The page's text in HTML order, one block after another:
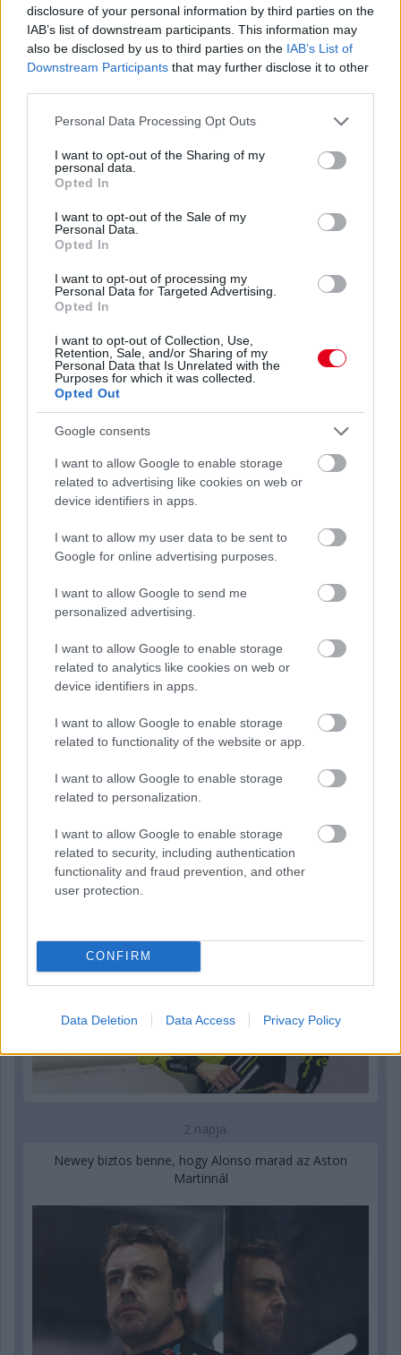
disclosure of your personal information by third parties on the
IAB’s list of downstream participants. This information may
also be disclosed by us to third parties on the IAB’s List of
Downstream Participants that may further disclose it to other
Please note that this website/app uses one or more Google
not limited to your visit or usage behaviour. You may click to
grant or deny consent to Google and its third-party tags to
use your data for below specified purposes in below Google
consent section.
Personal Data Processing Opt Outs
I want to opt-out of the Sharing of my
personal data.
Opted In
I want to opt-out of the Sale of my
Personal Data.
Opted In
I want to opt-out of processing my
Personal Data for Targeted Advertising.
Opted In
I want to opt-out of Collection, Use,
Retention, Sale, and/or Sharing of my
Personal Data that Is Unrelated with the
Purposes for which it was collected.
Opted Out
Google consents
I want to allow Google to enable storage
related to advertising like cookies on web or
device identifiers in apps.
I want to allow my user data to be sent to
Google for online advertising purposes.
I want to allow Google to send me
personalized advertising.
I want to allow Google to enable storage
related to analytics like cookies on web or
device identifiers in apps.
I want to allow Google to enable storage
related to functionality of the website or app.
I want to allow Google to enable storage
related to personalization.
I want to allow Google to enable storage
related to security, including authentication
functionality and fraud prevention, and other
user protection.
CONFIRM
Data Deletion Data Access Privacy Policy
1 napja
Megvan, mikor kezdődik az F1-es Bahreini Nagydíj
szerint
2 napja
Újabb korábbi F2-es bajnok folytatja a Formula-E-ben
2 napja
Newey biztos benne, hogy Alonso marad az Aston
Martinnál